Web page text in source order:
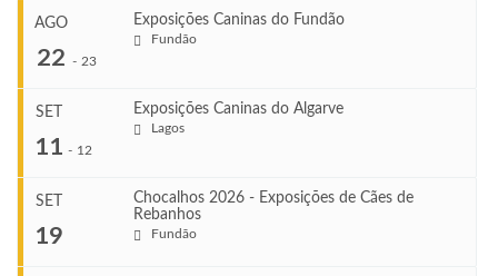
AGO
22 - 23
Exposições Caninas do Fundão
Fundão
Ago 22, 2026
SET
11 - 12
Exposições Caninas do Algarve
Lagos
SET
19
Chocalhos 2026 - Exposições de Cães de
Rebanhos
Fundão